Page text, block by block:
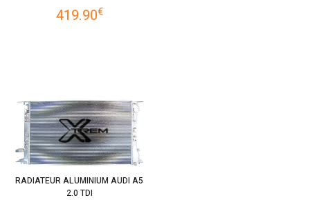
419.90€
RADIATEUR ALUMINIUM AUDI A5
2.0 TDI